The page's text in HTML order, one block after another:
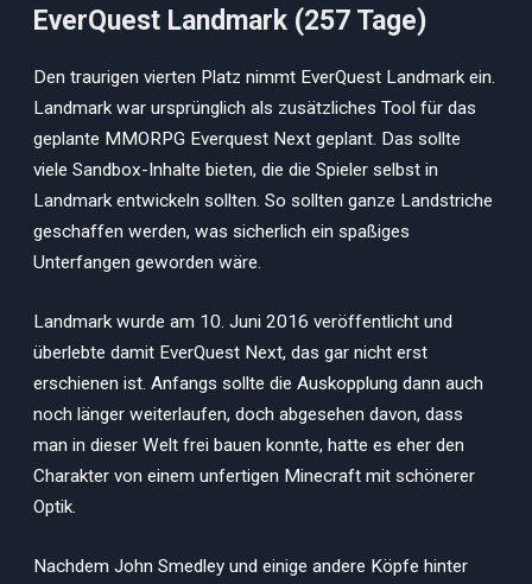
EverQuest Landmark (257 Tage)
Den traurigen vierten Platz nimmt EverQuest Landmark ein.
Landmark war ursprünglich als zusätzliches Tool für das
geplante MMORPG Everquest Next geplant. Das sollte
viele Sandbox-Inhalte bieten, die die Spieler selbst in
Landmark entwickeln sollten. So sollten ganze Landstriche
geschaffen werden, was sicherlich ein spaßiges
Unterfangen geworden wäre.
Landmark wurde am 10. Juni 2016 veröffentlicht und
überlebte damit EverQuest Next, das gar nicht erst
erschienen ist. Anfangs sollte die Auskopplung dann auch
noch länger weiterlaufen, doch abgesehen davon, dass
man in dieser Welt frei bauen konnte, hatte es eher den
Charakter von einem unfertigen Minecraft mit schönerer
Optik.
Nachdem John Smedley und einige andere Köpfe hinter